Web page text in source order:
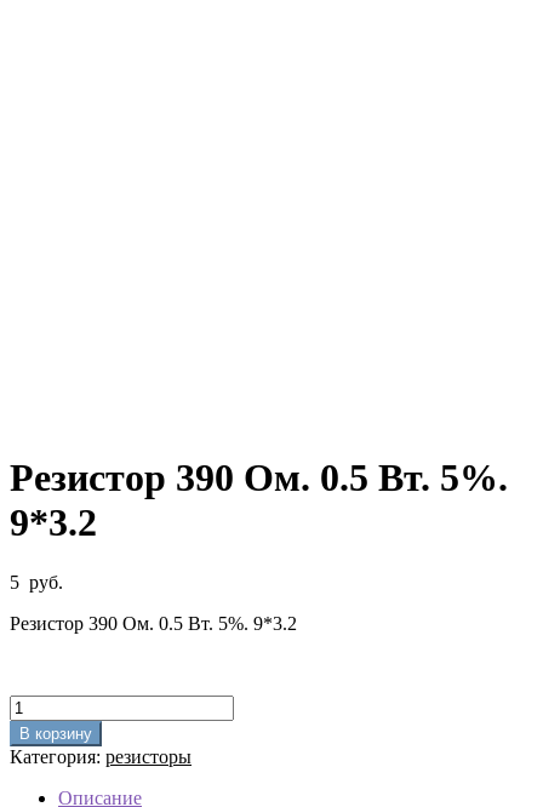
Резистор 390 Ом. 0.5 Вт. 5%.
9*3.2
5 руб.
Резистор 390 Ом. 0.5 Вт. 5%. 9*3.2
Количество
товара
Резистор
390
Ом.
В корзину
Категория: резисторы
Описание